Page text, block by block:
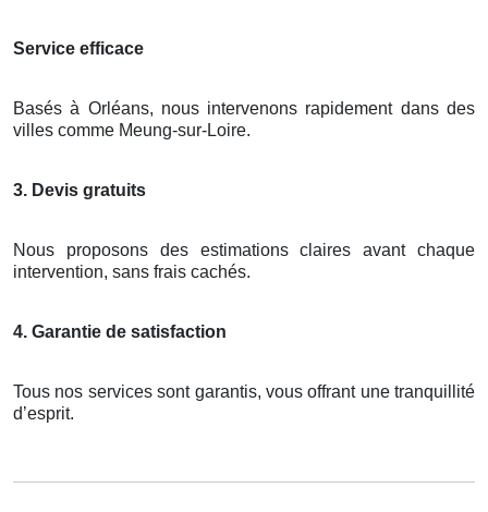
Service efficace
Basés à Orléans, nous intervenons rapidement dans des
villes comme Meung-sur-Loire.
3. Devis gratuits
Nous proposons des estimations claires avant chaque
intervention, sans frais cachés.
4. Garantie de satisfaction
Tous nos services sont garantis, vous offrant une tranquillité
d’esprit.